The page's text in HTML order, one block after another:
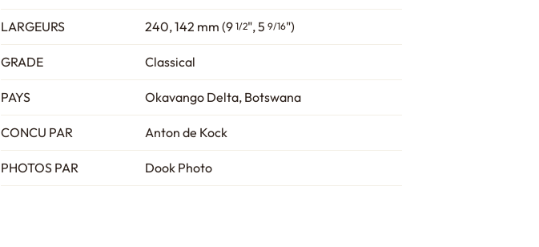
LARGEURS 240, 142 mm (9 1/2", 5 9/16")
GRADE Classical
PAYS Okavango Delta, Botswana
CONCU PAR Anton de Kock
PHOTOS PAR Dook Photo